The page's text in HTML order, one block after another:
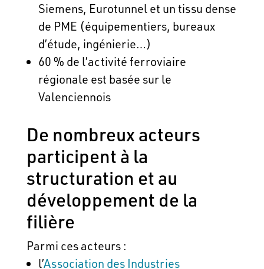
Siemens, Eurotunnel et un tissu dense
de PME (équipementiers, bureaux
d’étude, ingénierie…)
60 % de l’activité ferroviaire
régionale est basée sur le
Valenciennois
De nombreux acteurs
participent à la
structuration et au
développement de la
filière
Parmi ces acteurs :
l’Association des Industries